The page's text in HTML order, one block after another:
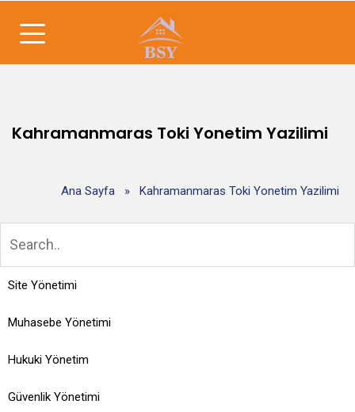
Kahramanmaras Toki Yonetim Yazilimi
Ana Sayfa » Kahramanmaras Toki Yonetim Yazilimi
Site Yönetimi
Muhasebe Yönetimi
Hukuki Yönetim
Güvenlik Yönetimi